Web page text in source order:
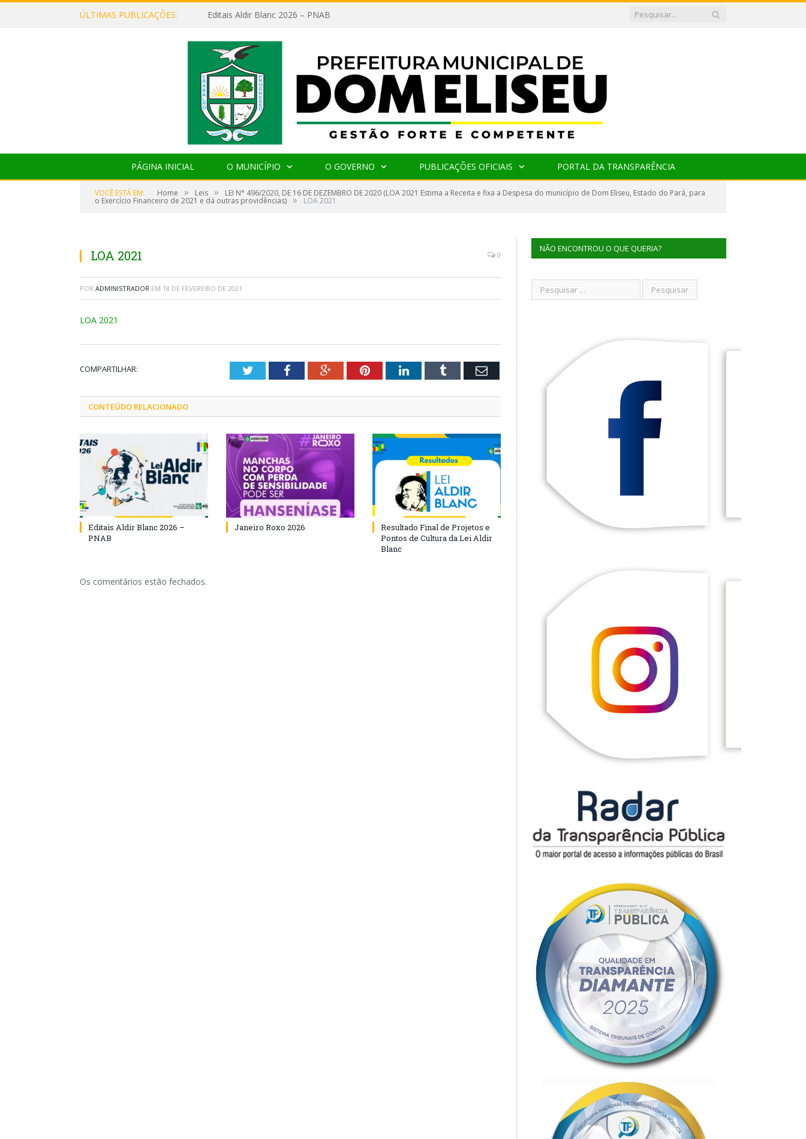
ÚLTIMAS PUBLICAÇÕES: Editais Aldir Blanc 2026 – PNAB
PÁGINA INICIAL O MUNICÍPIO O GOVERNO PUBLICAÇÕES OFICIAIS PORTAL DA TRANSPARÊNCIA
VOCÊ ESTÁ EM: Home » Leis » LEI N° 496/2020, DE 16 DE DEZEMBRO DE 2020 (LOA 2021 Estima a Receita e fixa a Despesa do município de Dom Eliseu, Estado do Pará, para
o Exercício Financeiro de 2021 e dá outras providências) » LOA 2021
LOA 2021 0
POR ADMINISTRADOR EM 18 DE FEVEREIRO DE 2021
LOA 2021
COMPARTILHAR: TwitterFacebookGoogle+PinterestLinkedInTumblr Email
CONTEÚDO RELACIONADO
Editais Aldir Blanc 2026 –
PNAB
Janeiro Roxo 2026
Resultado Final de Projetos e
Pontos de Cultura da Lei Aldir
Blanc
Os comentários estão fechados.
NÃO ENCONTROU O QUE QUERIA?